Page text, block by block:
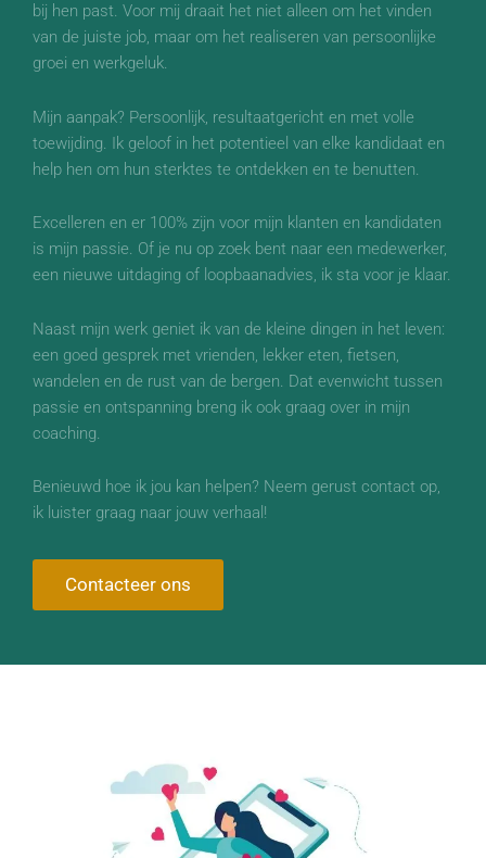
bij hen past. Voor mij draait het niet alleen om het vinden
van de juiste job, maar om het realiseren van persoonlijke
groei en werkgeluk.
Mijn aanpak? Persoonlijk, resultaatgericht en met volle
toewijding. Ik geloof in het potentieel van elke kandidaat en
help hen om hun sterktes te ontdekken en te benutten.
Excelleren en er 100% zijn voor mijn klanten en kandidaten
is mijn passie. Of je nu op zoek bent naar een medewerker,
een nieuwe uitdaging of loopbaanadvies, ik sta voor je klaar.
Naast mijn werk geniet ik van de kleine dingen in het leven:
een goed gesprek met vrienden, lekker eten, fietsen,
wandelen en de rust van de bergen. Dat evenwicht tussen
passie en ontspanning breng ik ook graag over in mijn
coaching.
Benieuwd hoe ik jou kan helpen? Neem gerust contact op,
ik luister graag naar jouw verhaal!
Contacteer ons